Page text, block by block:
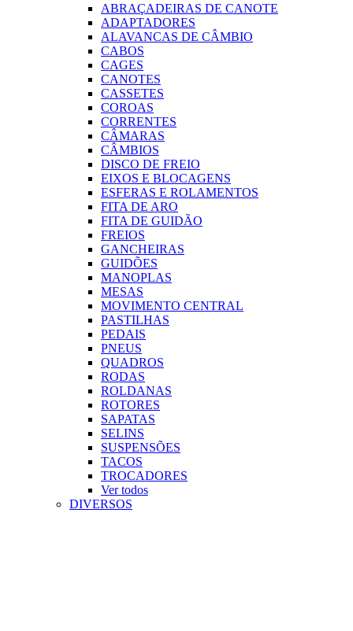
ABRAÇADEIRAS DE CANOTE
ADAPTADORES
ALAVANCAS DE CÂMBIO
CABOS
CAGES
CANOTES
CASSETES
COROAS
CORRENTES
CÂMARAS
CÂMBIOS
DISCO DE FREIO
EIXOS E BLOCAGENS
ESFERAS E ROLAMENTOS
FITA DE ARO
FITA DE GUIDÃO
FREIOS
GANCHEIRAS
GUIDÕES
MANOPLAS
MESAS
MOVIMENTO CENTRAL
PASTILHAS
PEDAIS
PNEUS
QUADROS
RODAS
ROLDANAS
ROTORES
SAPATAS
SELINS
SUSPENSÕES
TACOS
TROCADORES
Ver todos
DIVERSOS